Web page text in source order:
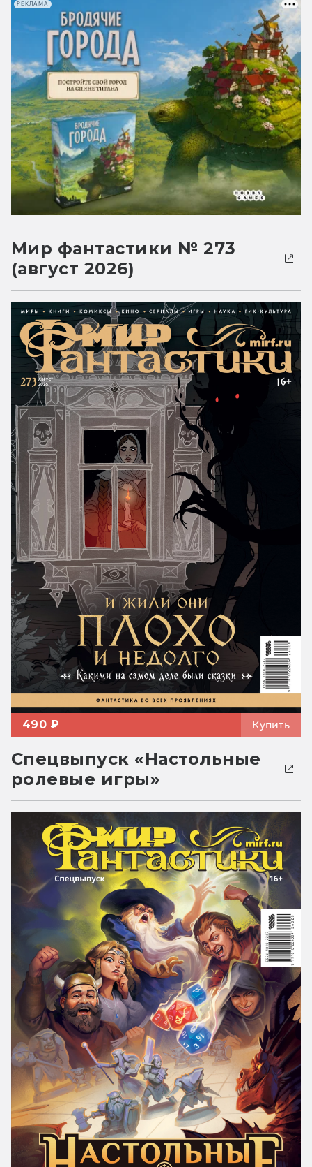
РЕКЛАМА
Мир фантастики № 273
(август 2026)
490 ₽ Купить
Спецвыпуск «Настольные
ролевые игры»